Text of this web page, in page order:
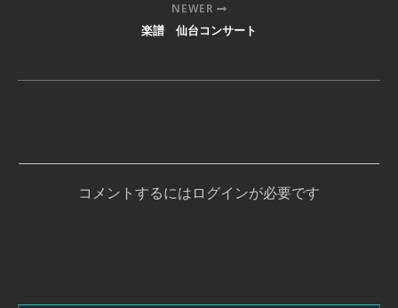
NEWER
楽譜 仙台コンサート
コメントするにはログインが必要です